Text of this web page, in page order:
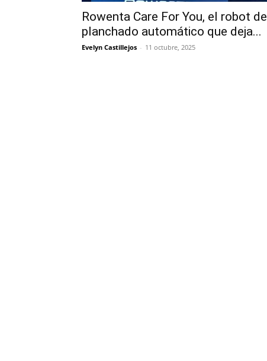
Rowenta Care For You, el robot de
planchado automático que deja...
Evelyn Castillejos - 11 octubre, 2025